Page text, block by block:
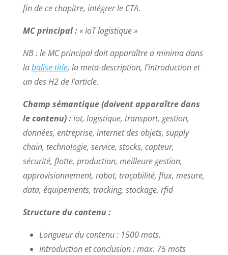
fin de ce chapitre, intégrer le CTA.
MC principal :« IoT logistique »
NB : le MC principal doit apparaître a minima dans
labalise title, la meta-description, l’introduction et
un des H2 de l’article.
Champ sémantique (doivent apparaître dans
le contenu) :iot, logistique, transport, gestion,
données, entreprise, internet des objets, supply
chain, technologie, service, stocks, capteur,
sécurité, flotte, production, meilleure gestion,
approvisionnement, robot, traçabilité, flux, mesure,
data, équipements, tracking, stockage, rfid
Structure du contenu :
Longueur du contenu : 1500 mots.
Introduction et conclusion : max. 75 mots